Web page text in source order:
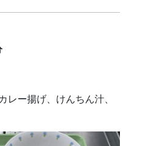
レー揚げ、けんちん汁、